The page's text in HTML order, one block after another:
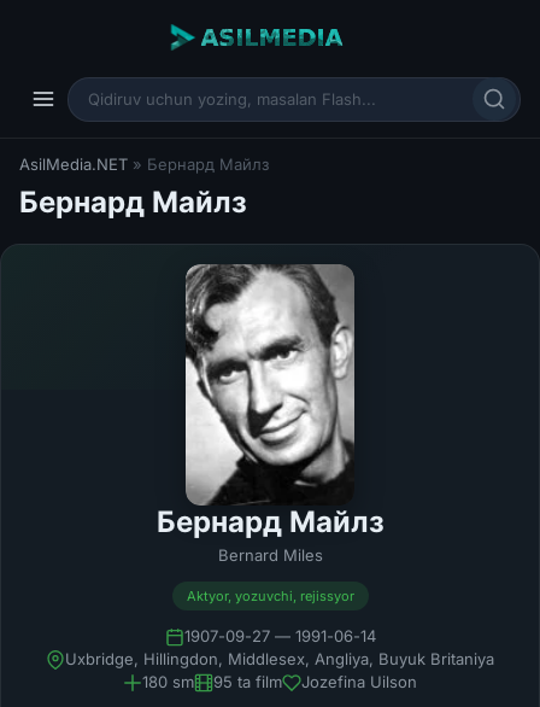
AsilMedia.NET » Бернард Майлз
Бернард Майлз
Бернард Майлз
Bernard Miles
Aktyor, yozuvchi, rejissyor
1907-09-27 — 1991-06-14
Uxbridge, Hillingdon, Middlesex, Angliya, Buyuk Britaniya
180 sm
95 ta film Jozefina Uilson